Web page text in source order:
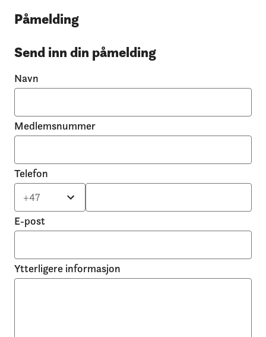
Påmelding
Send inn din påmelding
Navn
Medlemsnummer
Telefon
E-post
Ytterligere informasjon